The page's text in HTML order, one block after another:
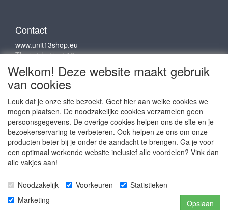
Contact
www.unit13shop.eu
Thermiekstraat 12
6361 HB Nuth
info@unit13shop.eu
Sociale media
RESERVED to © Unit 13 Outdoor Adventures
Copyright © Copy claim on the name and logo Unit 13
shop or anything else on the website
Welkom! Deze website maakt gebruik
van cookies
Leuk dat je onze site bezoekt. Geef hier aan welke cookies we
mogen plaatsen. De noodzakelijke cookies verzamelen geen
persoonsgegevens. De overige cookies helpen ons de site en je
bezoekerservaring te verbeteren. Ook helpen ze ons om onze
producten beter bij je onder de aandacht te brengen. Ga je voor
een optimaal werkende website inclusief alle voordelen? Vink dan
alle vakjes aan!
Noodzakelijk Voorkeuren
Statistieken
Marketing
Opslaan